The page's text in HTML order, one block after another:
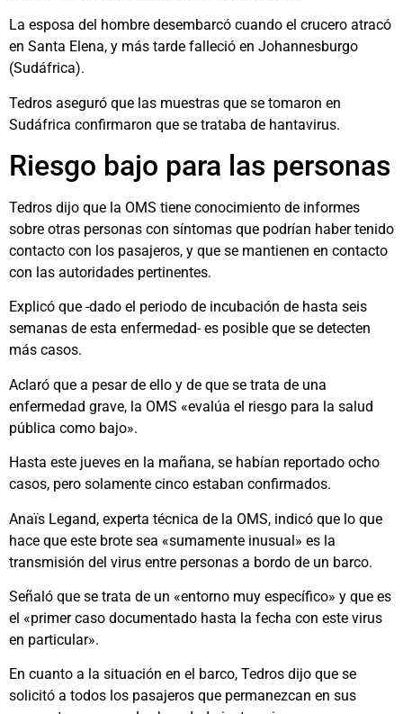
La esposa del hombre desembarcó cuando el crucero atracó
en Santa Elena, y más tarde falleció en Johannesburgo
(Sudáfrica).
Tedros aseguró que las muestras que se tomaron en
Sudáfrica confirmaron que se trataba de hantavirus.
Riesgo bajo para las personas
Tedros dijo que la OMS tiene conocimiento de informes
sobre otras personas con síntomas que podrían haber tenido
contacto con los pasajeros, y que se mantienen en contacto
con las autoridades pertinentes.
Explicó que -dado el periodo de incubación de hasta seis
semanas de esta enfermedad- es posible que se detecten
más casos.
Aclaró que a pesar de ello y de que se trata de una
enfermedad grave, la OMS «evalúa el riesgo para la salud
pública como bajo».
Hasta este jueves en la mañana, se habían reportado ocho
casos, pero solamente cinco estaban confirmados.
Anaïs Legand, experta técnica de la OMS, indicó que lo que
hace que este brote sea «sumamente inusual» es la
transmisión del virus entre personas a bordo de un barco.
Señaló que se trata de un «entorno muy específico» y que es
el «primer caso documentado hasta la fecha con este virus
en particular».
En cuanto a la situación en el barco, Tedros dijo que se
solicitó a todos los pasajeros que permanezcan en sus